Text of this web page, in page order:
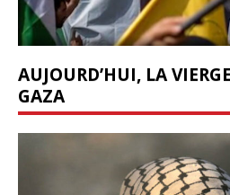
AUJOURD’HUI, LA
GAZA